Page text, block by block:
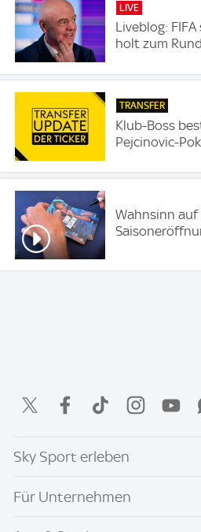
LIVE
Liveblog:
holt zum
TRANSFER
Klub-Boss
Pejcinovic-
Wahnsinn auf
Sky Sport erleben
Für Unternehmen